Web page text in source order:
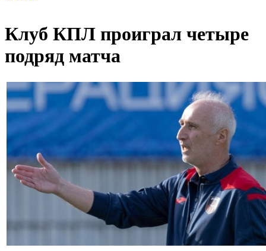
Клуб КПЛ проиграл четыре
подряд матча